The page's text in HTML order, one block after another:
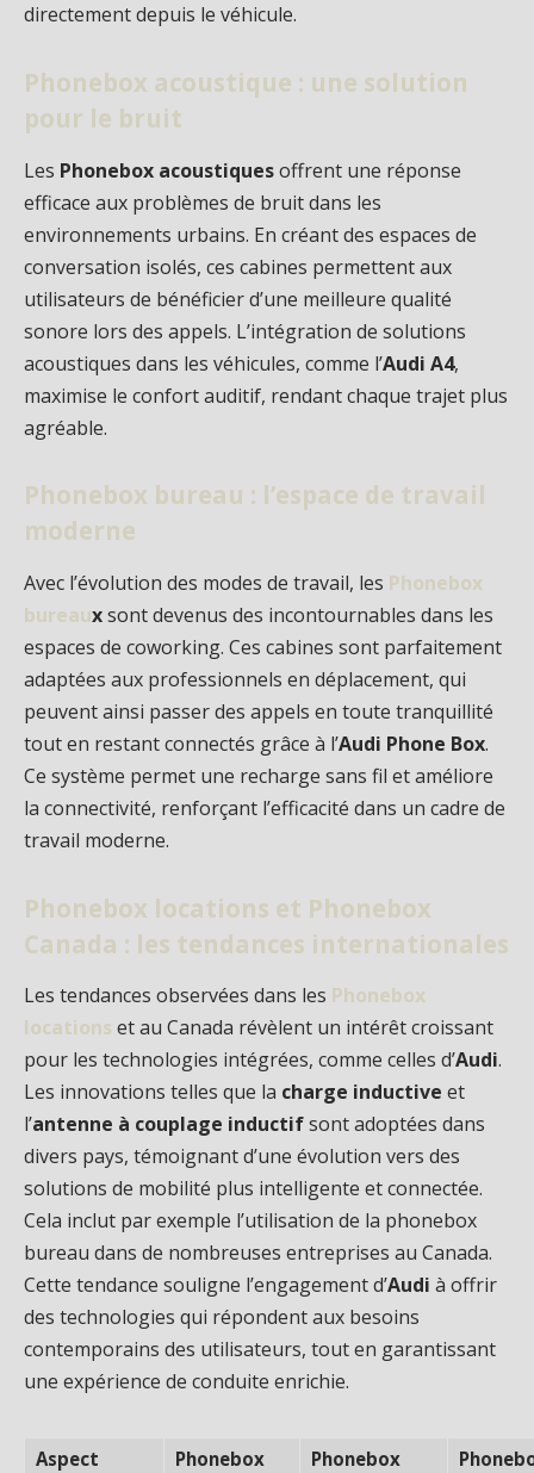
directement depuis le véhicule.
Phonebox acoustique : une solution
pour le bruit
Les Phonebox acoustiquesoffrent une réponse
efficace aux problèmes de bruit dans les
environnements urbains. En créant des espaces de
conversation isolés, ces cabines permettent aux
utilisateurs de bénéficier d’une meilleure qualité
sonore lors des appels. L’intégration de solutions
acoustiques dans les véhicules, comme l’Audi A4,
maximise le confort auditif, rendant chaque trajet plus
agréable.
Phonebox bureau : l’espace de travail
moderne
Avec l’évolution des modes de travail, les Phonebox
bureauxsont devenus des incontournables dans les
espaces de coworking. Ces cabines sont parfaitement
adaptées aux professionnels en déplacement, qui
peuvent ainsi passer des appels en toute tranquillité
tout en restant connectés grâce à l’Audi Phone Box.
Ce système permet une recharge sans fil et améliore
la connectivité, renforçant l’efficacité dans un cadre de
travail moderne.
Phonebox locations et Phonebox
Canada : les tendances internationales
Les tendances observées dans les Phonebox
locations et au Canada révèlent un intérêt croissant
pour les technologies intégrées, comme celles d’Audi.
Les innovations telles que la charge inductive et
l’antenne à couplage inductifsont adoptées dans
divers pays, témoignant d’une évolution vers des
solutions de mobilité plus intelligente et connectée.
Cela inclut par exemple l’utilisation de la phonebox
bureau dans de nombreuses entreprises au Canada.
Cette tendance souligne l’engagement d’Audi à offrir
des technologies qui répondent aux besoins
contemporains des utilisateurs, tout en garantissant
une expérience de conduite enrichie.
Aspect Phonebox Phonebox